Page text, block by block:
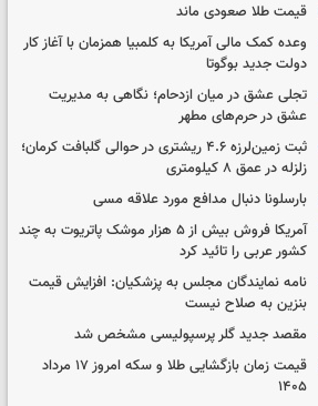
قیمت طلا صعودی ماند
وعده کمک مالی آمریکا به کلمبیا همزمان با آغاز کار
دولت جدید بوگوتا
تجلی عشق در میان ازدحام؛ نگاهی به مدیریت
عشق در حرم‌های مطهر
ثبت زمین‌لرزه ۴.۶ ریشتری در حوالی گلبافت کرمان؛
زلزله در عمق ۸ کیلومتری
بارسلونا دنبال مدافع مورد علاقه مسی
آمریکا فروش بیش از ۵ هزار موشک پاتریوت به چند
کشور عربی را تائید کرد
نامه نمایندگان مجلس به پزشکیان: افزایش قیمت
بنزین به صلاح نیست
مقصد جدید گلر پرسپولیسی مشخص شد
قیمت زمان بازگشایی طلا و سکه امروز ۱۷ مرداد
۱۴۰۵